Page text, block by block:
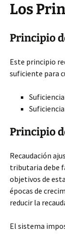
Los
Principio
Este principio
suficiente para
Principio
Recaudación
tributaria debe
objetivos de
épocas de
reducir la
El sistema